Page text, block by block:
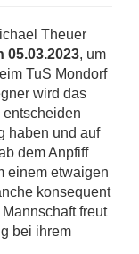
Theuer
05.03.2023, um
TuS Mondorf
wird das
entscheiden
haben und auf
dem Anpfiff
einem etwaigen
konsequent
freut
bei ihrem